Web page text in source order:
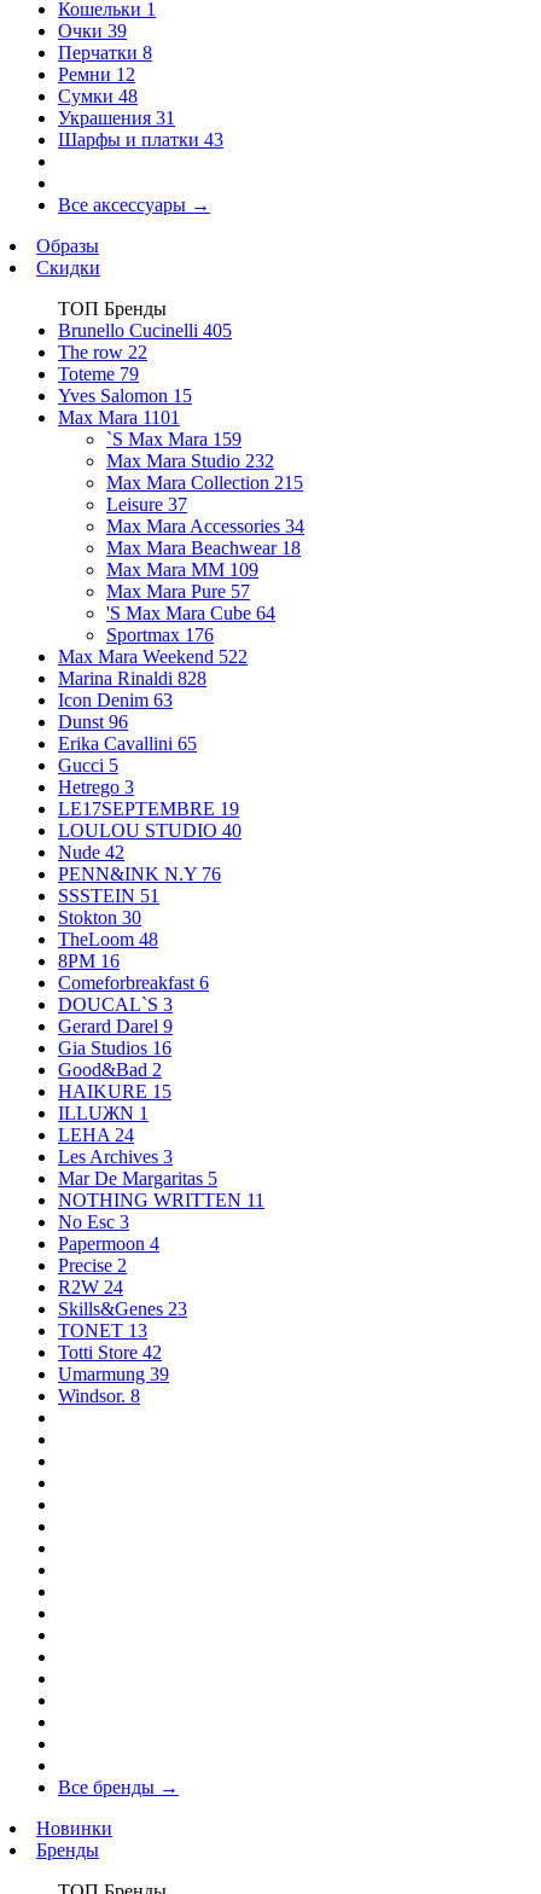
Кошельки 1
Очки 39
Перчатки 8
Ремни 12
Сумки 48
Украшения 31
Шарфы и платки 43
Все аксессуары →
Образы
Скидки
ТОП Бренды
Brunello Cucinelli 405
The row 22
Toteme 79
Yves Salomon 15
Max Mara 1101
`S Max Mara 159
Max Mara Studio 232
Max Mara Collection 215
Leisure 37
Max Mara Accessories 34
Max Mara Beachwear 18
Max Mara MM 109
Max Mara Pure 57
'S Max Mara Cube 64
Sportmax 176
Max Mara Weekend 522
Marina Rinaldi 828
Icon Denim 63
Dunst 96
Erika Cavallini 65
Gucci 5
Hetrego 3
LE17SEPTEMBRE 19
LOULOU STUDIO 40
Nude 42
PENN&INK N.Y 76
SSSTEIN 51
Stokton 30
TheLoom 48
8PM 16
Comeforbreakfast 6
DOUCAL`S 3
Gerard Darel 9
Gia Studios 16
Good&Bad 2
HAIKURE 15
ILLUЖN 1
LEHA 24
Les Archives 3
Mar De Margaritas 5
NOTHING WRITTEN 11
No Esc 3
Papermoon 4
Precise 2
R2W 24
Skills&Genes 23
TONET 13
Totti Store 42
Umarmung 39
Windsor. 8
Все бренды →
Новинки
Бренды